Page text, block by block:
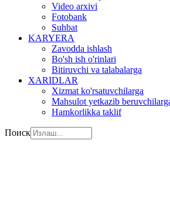
Video arxivi
Fotobank
Suhbat
KARYERA
Zavodda ishlash
Bo'sh ish o'rinlari
Bitiruvchi va talabalarga
XARIDLAR
Xizmat ko'rsatuvchilarga
Mahsulot yetkazib
Hamkorlikka taklif
Поиск